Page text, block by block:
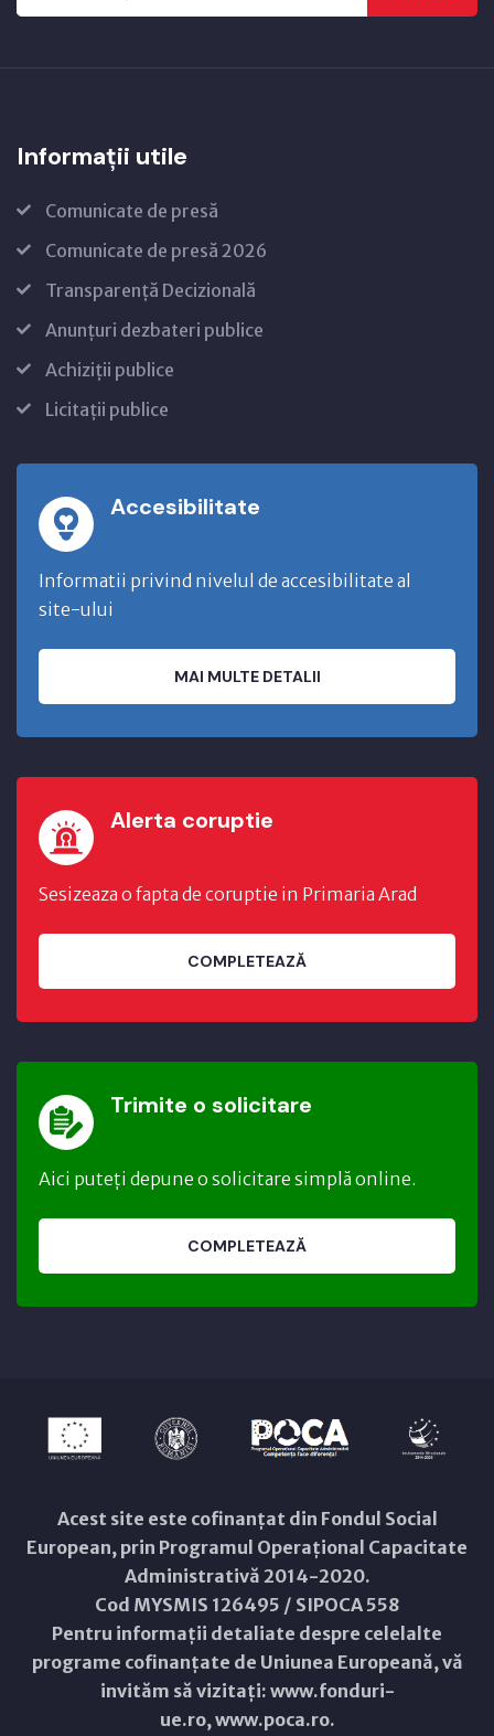
Informații utile
Comunicate de presă
Comunicate de presă 2026
Transparență Decizională
Anunțuri dezbateri publice
Achiziții publice
Licitații publice
Accesibilitate
Informatii privind nivelul de accesibilitate al
site-ului
MAI MULTE DETALII
Alerta coruptie
Sesizeaza o fapta de coruptie in Primaria Arad
COMPLETEAZĂ
Trimite o solicitare
Aici puteți depune o solicitare simplă online.
COMPLETEAZĂ
Acest site este cofinanțat din Fondul Social
European, prin Programul Operațional Capacitate
Administrativă 2014-2020.
Cod MYSMIS 126495 / SIPOCA 558
Pentru informații detaliate despre celelalte
programe cofinanțate de Uniunea Europeană, vă
invităm să vizitați: www.fonduri-
ue.ro,www.poca.ro.